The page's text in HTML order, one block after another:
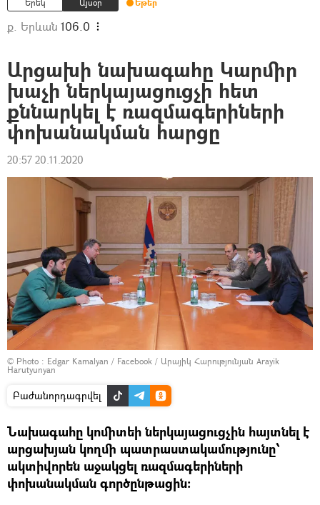
Երեկ Այսօր Եթեր
ք. Երևան 106.0
Արցախի նախագահը Կարմիր
խաչի ներկայացուցչի հետ
քննարկել է ռազմագերիների
փոխանակման հարցը
20:57 20.11.2020
© Photo : Edgar Kamalyan / Facebook / Արայիկ Հարությունյան Arayik
Harutyunyan
Բաժանորդագրվել
Նախագահը կոմիտեի ներկայացուցչին հայտնել է
արցախյան կողմի պատրաստակամությունը՝
ակտիվորեն աջակցել ռազմագերիների
փոխանակման գործընթացին։